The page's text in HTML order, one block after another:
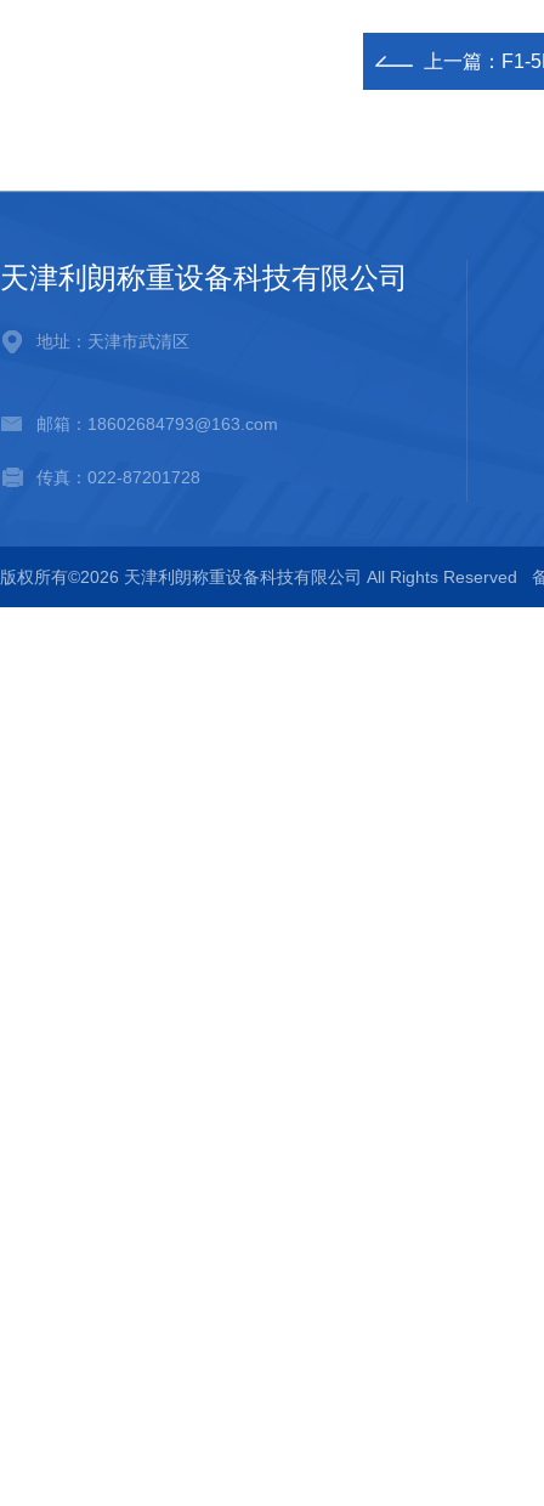
上一篇： F1-
天津利朗称重设备科技有限公司
地址：天津市武清区
邮箱：18602684793@163.com
传真：022-87201728
版权所有©2026 天津利朗称重设备科技有限公司 All Rights Reserved